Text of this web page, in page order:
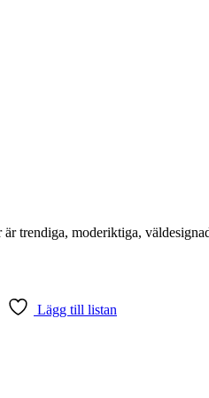
trendiga, moderiktiga,
Lägg till listan